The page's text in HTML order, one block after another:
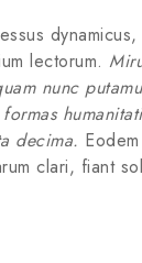
lectorum.
nunc
decima.
clari, fiant